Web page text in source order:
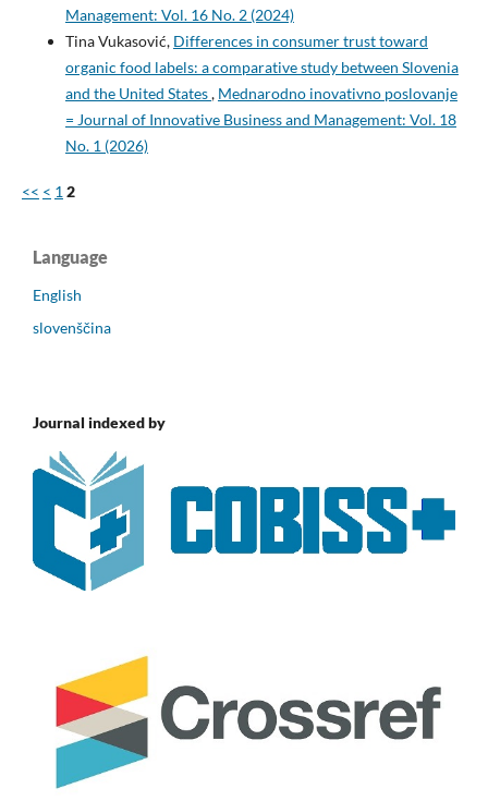
Management: Vol. 16 No. 2 (2024)
Tina Vukasović, Differences in consumer trust toward
organic food labels: a comparative study between Slovenia
and the United States, Mednarodno inovativno poslovanje
= Journal of Innovative Business and Management: Vol. 18
No. 1 (2026)
<< < 1 2
Language
English
slovenščina
Journal indexed by